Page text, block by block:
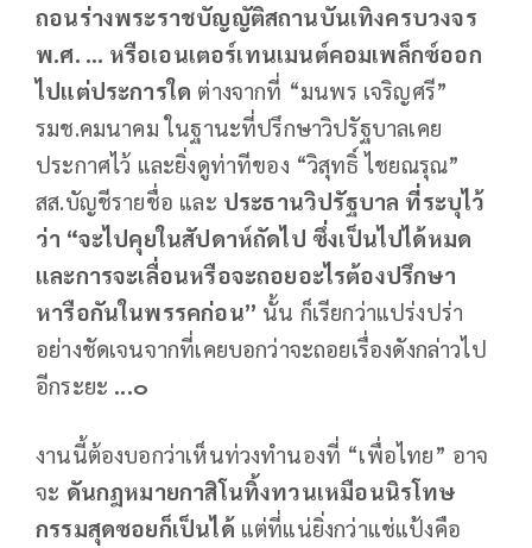
ถอนร่างพระราชบัญญัติสถานบันเทิงครบวงจร
พ.ศ. ... หรือเอนเตอร์เทนเมนต์คอมเพล็กซ์ออก
ไปแต่ประการใด ต่างจากที่ “มนพร เจริญศรี”
รมช.คมนาคม ในฐานะที่ปรึกษาวิปรัฐบาลเคย
ประกาศไว้ และยิ่งดูท่าทีของ “วิสุทธิ์ ไชยณรุณ”
สส.บัญชีรายชื่อ และ ประธานวิปรัฐบาล ที่ระบุไว้
ว่า “จะไปคุยในสัปดาห์ถัดไป ซึ่งเป็นไปได้หมด
และการจะเลื่อนหรือจะถอยอะไรต้องปรึกษา
หารือกันในพรรคก่อน” นั้น ก็เรียกว่าแปร่งปร่า
อย่างชัดเจนจากที่เคยบอกว่าจะถอยเรื่องดังกล่าวไป
อีกระยะ ...๐
งานนี้ต้องบอกว่าเห็นท่วงทำนองที่ “เพื่อไทย” อาจ
จะ ดันกฎหมายกาสิโนทิ้งทวนเหมือนนิรโทษ
กรรมสุดซอยก็เป็นได้ แต่ที่แน่ยิ่งกว่าแช่แป้งคือ